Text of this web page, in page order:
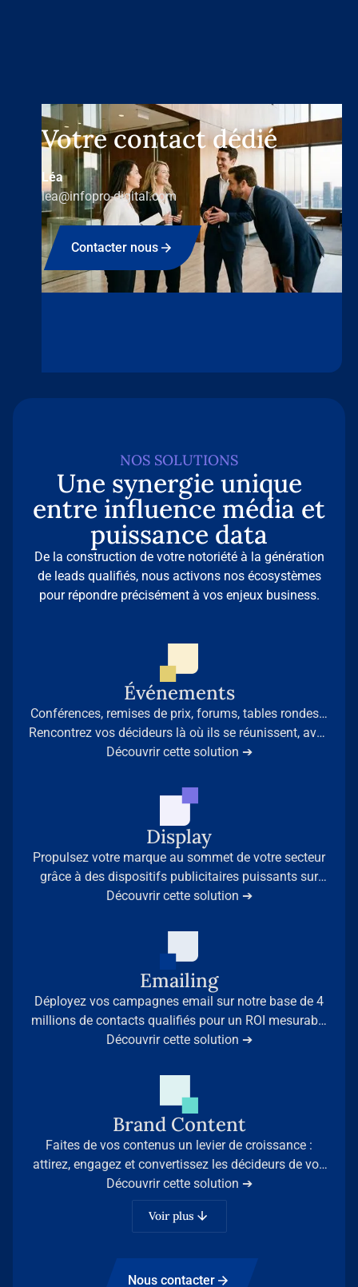
Votre contact dédié
Léa
lea@infopro-digital.com
Contacter nous
NOS SOLUTIONS
Une synergie unique
entre influence média et
puissance data
De la construction de votre notoriété à la génération
de leads qualifiés, nous activons nos écosystèmes
pour répondre précisément à vos enjeux business.
Événements
Conférences, remises de prix, forums, tables rondes…
Rencontrez vos décideurs là où ils se réunissent, avec
la légitimité des médias professionnels de référence.
Découvrir cette solution ➔
Display
Propulsez votre marque au sommet de votre secteur
grâce à des dispositifs publicitaires puissants sur
nos 35 sites médias leaders.
Découvrir cette solution ➔
Emailing
Déployez vos campagnes email sur notre base de 4
millions de contacts qualifiés pour un ROI mesurable
et des résultats immédiats.
Découvrir cette solution ➔
Brand Content
Faites de vos contenus un levier de croissance :
attirez, engagez et convertissez les décideurs de vos
secteurs grâce à l’expertise d’Infopro Digital Stories.
Découvrir cette solution ➔
Voir plus
Nous contacter